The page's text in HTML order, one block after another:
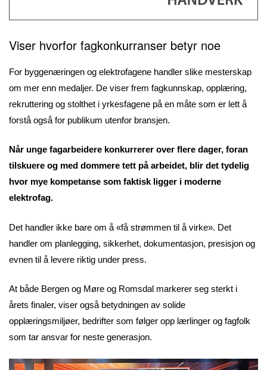
Viser hvorfor fagkonkurranser betyr noe
For byggenæringen og elektrofagene handler slike mesterskap
om mer enn medaljer. De viser frem fagkunnskap, opplæring,
rekruttering og stolthet i yrkesfagene på en måte som er lett å
forstå også for publikum utenfor bransjen.
Når unge fagarbeidere konkurrerer over flere dager, foran
tilskuere og med dommere tett på arbeidet, blir det tydelig
hvor mye kompetanse som faktisk ligger i moderne
elektrofag.
Det handler ikke bare om å «få strømmen til å virke». Det
handler om planlegging, sikkerhet, dokumentasjon, presisjon og
evnen til å levere riktig under press.
At både Bergen og Møre og Romsdal markerer seg sterkt i
årets finaler, viser også betydningen av solide
opplæringsmiljøer, bedrifter som følger opp lærlinger og fagfolk
som tar ansvar for neste generasjon.